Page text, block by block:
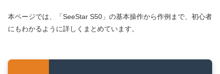
本ページでは、「SeeStar S50」の基本操作から作例まで、初心者
にもわかるように詳しくまとめています。